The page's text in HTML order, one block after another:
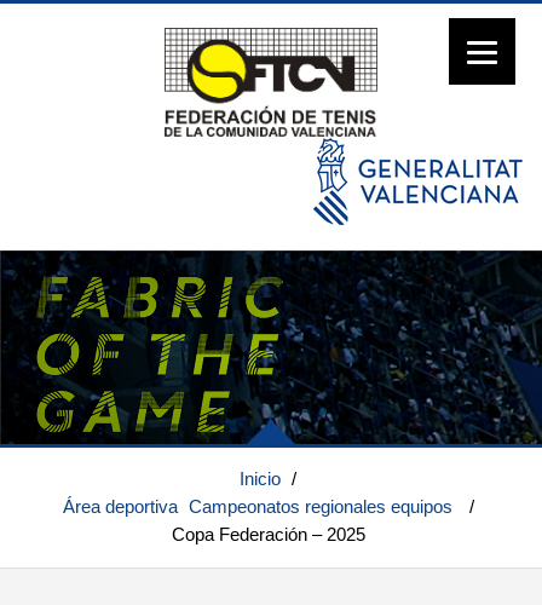
Inicio /
Área deportiva Campeonatos regionales equipos
/
Copa Federación – 2025